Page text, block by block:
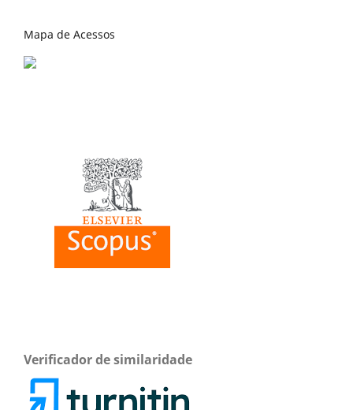
Mapa de Acessos
Verificador de similaridade